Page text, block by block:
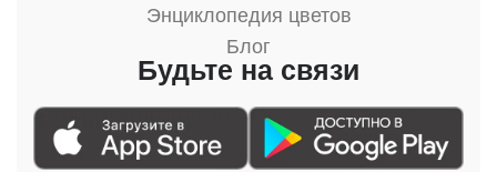
Энциклопедия цветов
Блог
Будьте на связи